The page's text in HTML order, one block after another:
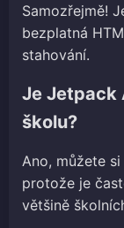
Samozřejmě!
bezplatná
stahování.
Je Jetpack
školu?
Ano, můžete
protože je
většině